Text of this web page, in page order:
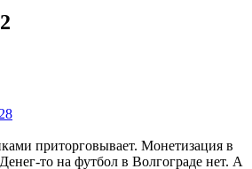
2
приторговывает. Монетизация в
то на футбол в Волгограде нет. А